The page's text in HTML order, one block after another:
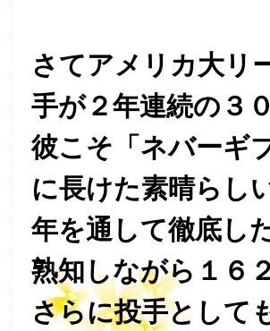
さてアメリカ大リ
手が２年連続の３
彼こそ「ネバーギ
に長けた素晴らし
年を通して徹底し
熟知しながら１６
さらに投手として